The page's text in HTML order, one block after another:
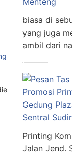
biasa di
yang juga
ambil dari
Printing
Jalan Jend.